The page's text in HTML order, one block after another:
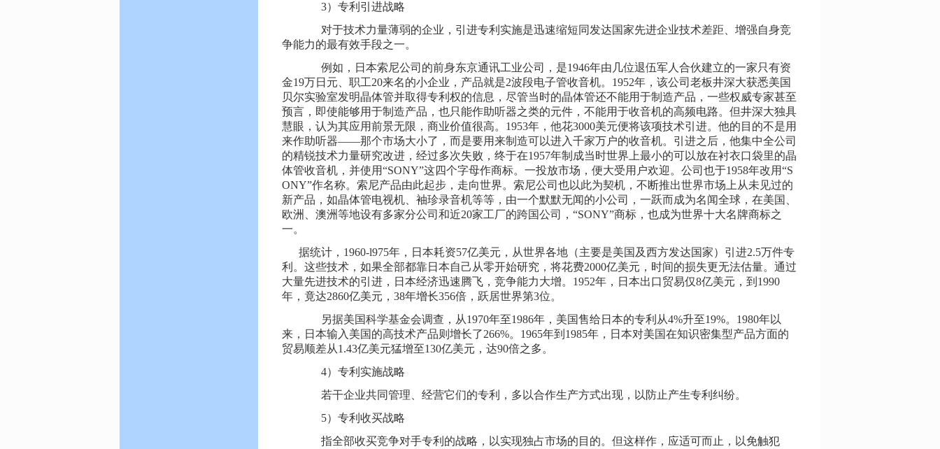
3）专利引进战略
对于技术力量薄弱的企业，引进专利实施是迅速缩短同发达国家先进企业技术差距、增强自身竞
争能力的最有效手段之一。
例如，日本索尼公司的前身东京通讯工业公司，是1946年由几位退伍军人合伙建立的一家只有资
金19万日元、职工20来名的小企业，产品就是2波段电子管收音机。1952年，该公司老板井深大获悉美国
贝尔实验室发明晶体管并取得专利权的信息，尽管当时的晶体管还不能用于制造产品，一些权威专家甚至
预言，即使能够用于制造产品，也只能作助听器之类的元件，不能用于收音机的高频电路。但井深大独具
慧眼，认为其应用前景无限，商业价值很高。1953年，他花3000美元便将该项技术引进。他的目的不是用
来作助听器——那个市场大小了，而是要用来制造可以进入千家万户的收音机。引进之后，他集中全公司
的精锐技术力量研究改进，经过多次失败，终于在1957年制成当时世界上最小的可以放在衬衣口袋里的晶
体管收音机，并使用“SONY”这四个字母作商标。一投放市场，便大受用户欢迎。公司也于1958年改用“S
ONY”作名称。索尼产品由此起步，走向世界。索尼公司也以此为契机，不断推出世界市场上从未见过的
新产品，如晶体管电视机、袖珍录音机等等，由一个默默无闻的小公司，一跃而成为名闻全球，在美国、
欧洲、澳洲等地设有多家分公司和近20家工厂的跨国公司，“SONY”商标，也成为世界十大名牌商标之
一。
据统计，1960-l975年，日本耗资57亿美元，从世界各地（主要是美国及西方发达国家）引进2.5万件专
利。这些技术，如果全部都靠日本自己从零开始研究，将花费2000亿美元，时间的损失更无法估量。通过
大量先进技术的引进，日本经济迅速腾飞，竞争能力大增。1952年，日本出口贸易仅8亿美元，到1990
年，竟达2860亿美元，38年增长356倍，跃居世界第3位。
另据美国科学基金会调查，从1970年至1986年，美国售给日本的专利从4%升至19%。1980年以
来，日本输入美国的高技术产品则增长了266%。1965年到1985年，日本对美国在知识密集型产品方面的
贸易顺差从1.43亿美元猛增至130亿美元，达90倍之多。
4）专利实施战略
若干企业共同管理、经营它们的专利，多以合作生产方式出现，以防止产生专利纠纷。
5）专利收买战略
指全部收买竞争对手专利的战略，以实现独占市场的目的。但这样作，应适可而止，以免触犯